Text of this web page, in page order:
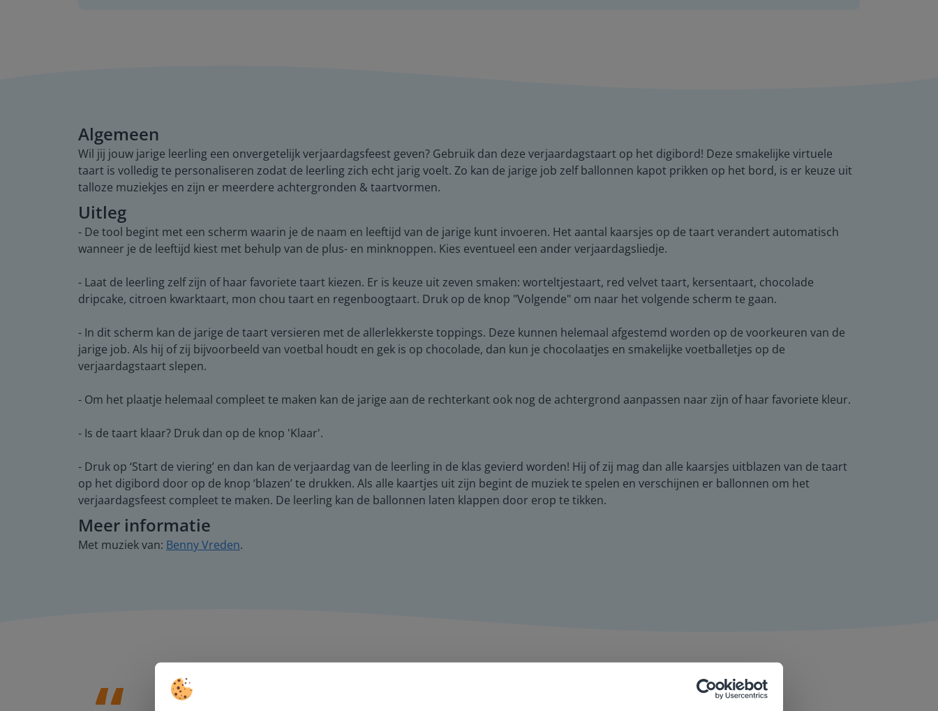
Algemeen
Wil jij jouw jarige leerling een onvergetelijk verjaardagsfeest geven? Gebruik dan deze verjaardagstaart op het digibord! Deze smakelijke virtuele
taart is volledig te personaliseren zodat de leerling zich echt jarig voelt. Zo kan de jarige job zelf ballonnen kapot prikken op het bord, is er keuze uit
talloze muziekjes en zijn er meerdere achtergronden & taartvormen.
Uitleg
- De tool begint met een scherm waarin je de naam en leeftijd van de jarige kunt invoeren. Het aantal kaarsjes op de taart verandert automatisch
wanneer je de leeftijd kiest met behulp van de plus- en minknoppen. Kies eventueel een ander verjaardagsliedje.
- Laat de leerling zelf zijn of haar favoriete taart kiezen. Er is keuze uit zeven smaken: worteltjestaart, red velvet taart, kersentaart, chocolade
dripcake, citroen kwarktaart, mon chou taart en regenboogtaart. Druk op de knop "Volgende" om naar het volgende scherm te gaan.
- In dit scherm kan de jarige de taart versieren met de allerlekkerste toppings. Deze kunnen helemaal afgestemd worden op de voorkeuren van de
jarige job. Als hij of zij bijvoorbeeld van voetbal houdt en gek is op chocolade, dan kun je chocolaatjes en smakelijke voetballetjes op de
verjaardagstaart slepen.
- Om het plaatje helemaal compleet te maken kan de jarige aan de rechterkant ook nog de achtergrond aanpassen naar zijn of haar favoriete kleur.
- Is de taart klaar? Druk dan op de knop 'Klaar'.
- Druk op ‘Start de viering’ en dan kan de verjaardag van de leerling in de klas gevierd worden! Hij of zij mag dan alle kaarsjes uitblazen van de taart
op het digibord door op de knop ‘blazen’ te drukken. Als alle kaartjes uit zijn begint de muziek te spelen en verschijnen er ballonnen om het
verjaardagsfeest compleet te maken. De leerling kan de ballonnen laten klappen door erop te tikken.
Meer informatie
Met muziek van: Benny Vreden.